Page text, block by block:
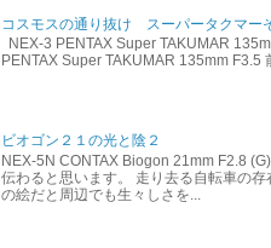
コスモスの通り抜け スーパータクマー
NEX-3 PENTAX Super TAKUMAR
PENTAX Super TAKUMAR 135mm F3.5
ビオゴン２１の光と陰２
NEX-5N CONTAX Biogon 21mm F2.8
伝わると思います。 走り去る自転車の
の絵だと周辺でも生々しさを...